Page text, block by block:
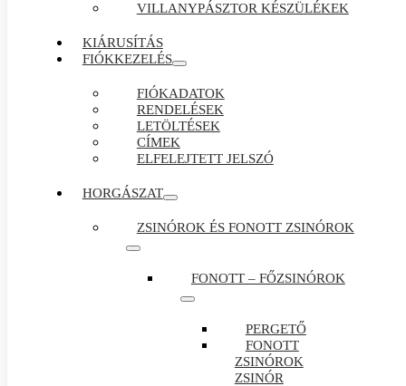
VILLANYPÁSZTOR KÉSZÜLÉKEK
KIÁRUSÍTÁS
FIÓKKEZELÉS
FIÓKADATOK
RENDELÉSEK
LETÖLTÉSEK
CÍMEK
ELFELEJTETT JELSZÓ
HORGÁSZAT
ZSINÓROK ÉS FONOTT ZSINÓROK
FONOTT – FŐZSINÓROK
PERGETŐ
FONOTT
ZSINÓROK
ZSINÓR